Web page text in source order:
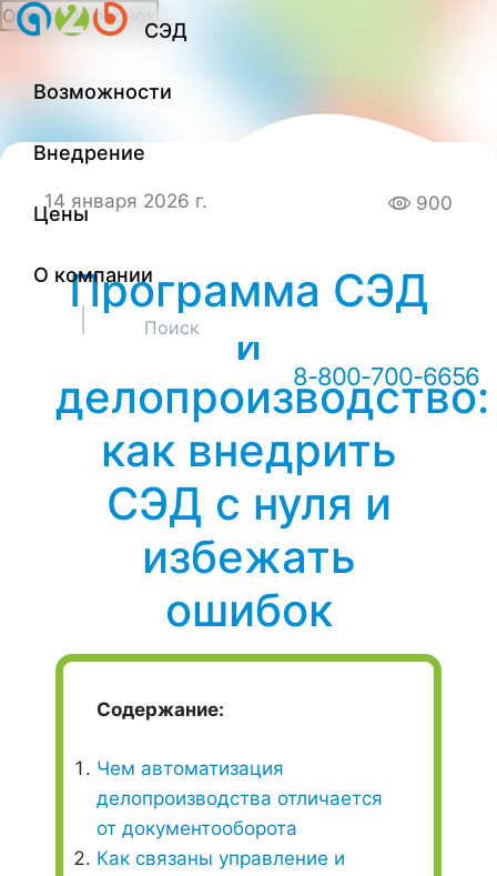
Обратный звонок
Онлайн-консультация А2Б
Здравствуйте! Мы можем вам
чем-то помочь?
СЭД
Возможности
Внедрение
Цены
О компании
8-800-700-6656
14 января 2026 г. 900
Программа СЭД
и
делопроизводство:
как внедрить
СЭД с нуля и
избежать
ошибок
Содержание:
Чем автоматизация
делопроизводства отличается
от документооборота
Как связаны управление и